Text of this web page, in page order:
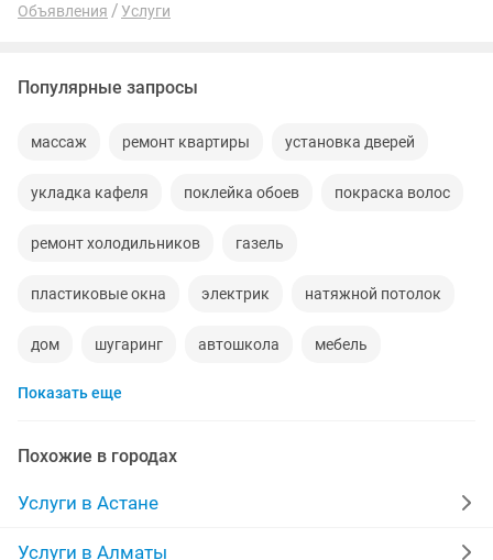
Объявления Услуги
Популярные запросы
массаж ремонт квартиры установка дверей
укладка кафеля поклейка обоев покраска волос
ремонт холодильников газель
пластиковые окна электрик натяжной потолок
дом шугаринг автошкола мебель
ремонт телевизоров
установка кондиционеров
кредиты москитные сетки
Показать еще
Похожие в городах
Услуги в Астане
Услуги в Алматы